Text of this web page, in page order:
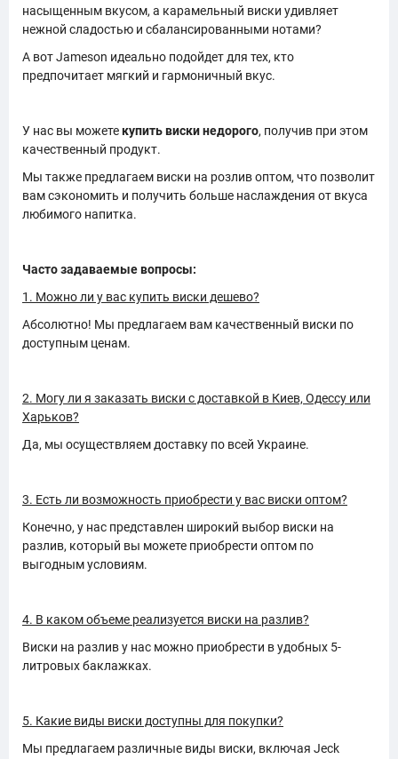
насыщенным вкусом, а карамельный виски удивляет
нежной сладостью и сбалансированными нотами?
А вот Jameson идеально подойдет для тех, кто
предпочитает мягкий и гармоничный вкус.
У нас вы можетекупить виски недорого, получив при этом
качественный продукт.
Мы также предлагаем виски на розлив оптом, что позволит
вам сэкономить и получить больше наслаждения от вкуса
любимого напитка.
Часто задаваемые вопросы:
1. Можно ли у вас купить виски дешево?
Абсолютно! Мы предлагаем вам качественный виски по
доступным ценам.
2. Могу ли я заказать виски с доставкой в Киев, Одессу или
Харьков?
Да, мы осуществляем доставку по всей Украине.
3. Есть ли возможность приобрести у вас виски оптом?
Конечно, у нас представлен широкий выбор виски на
разлив, который вы можете приобрести оптом по
выгодным условиям.
4. В каком объеме реализуется виски на разлив?
Виски на разлив у нас можно приобрести в удобных 5-
литровых баклажках.
5. Какие виды виски доступны для покупки?
Мы предлагаем различные виды виски, включая Jeck